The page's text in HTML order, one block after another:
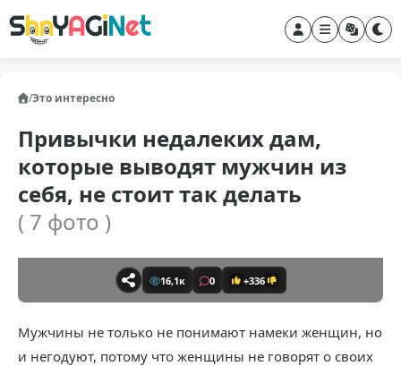
/Это интересно
Привычки недалеких дам,
которые выводят мужчин из
себя, не стоит так делать
( 7 фото )
16,1к 0 +336
Мужчины не только не понимают намеки женщин, но
и негодуют, потому что женщины не говорят о своих